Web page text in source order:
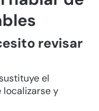
revisar
el
localizarse y